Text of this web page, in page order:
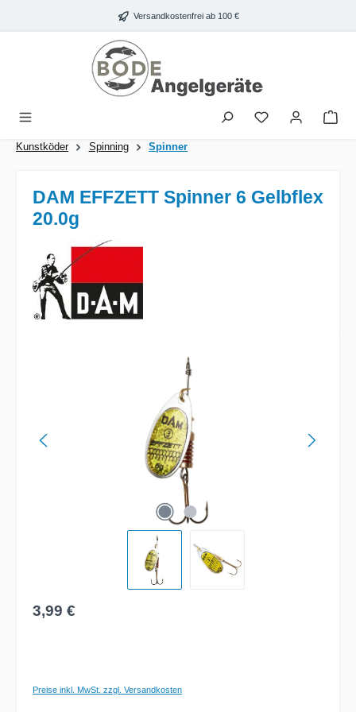
Zum Hauptinhalt springen Versandkostenfrei ab 100 €
Kunstköder Spinning Spinner
DAM EFFZETT Spinner 6 Gelbflex
20.0g
Regulärer Preis:
3,99 €
Preise inkl. MwSt. zzgl. Versandkosten